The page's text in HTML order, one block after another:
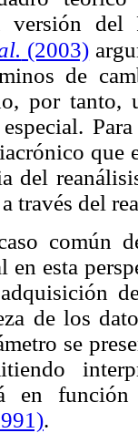
versión
(2003)
de
por
del
través del
común
en esta
de los
se
en función
.